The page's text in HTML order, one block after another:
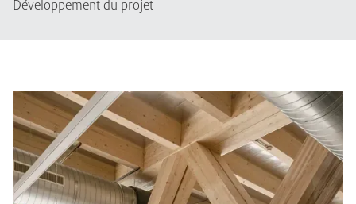
Développement du projet